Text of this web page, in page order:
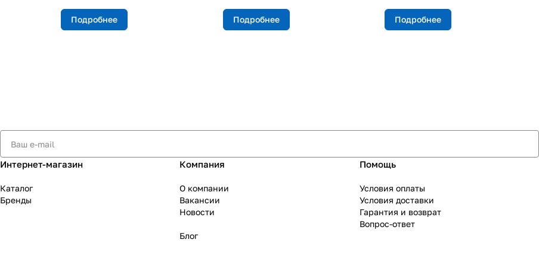
Подробнее Подробнее Подробнее
Интернет-магазин
Каталог
Бренды
Компания
О компании
Вакансии
Новости
Блог
Помощь
Условия оплаты
Условия доставки
Гарантия и возврат
Вопрос-ответ